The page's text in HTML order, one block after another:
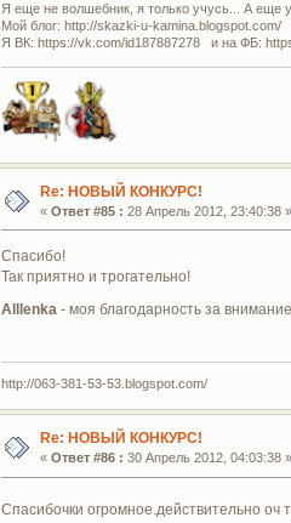
Я еще не волшебник, я только учусь... А еще
Мой блог: http://skazki-u-kamina.blogspot.com/
Я ВК: https://vk.com/id187887278 и на ФБ:
Re: НОВЫЙ КОНКУРС!
« Ответ #85 : 28 Апрель 2012, 23:40:38 »
Спасибо!
Так приятно и трогательно!
Alllenka - моя благодарность за
http://063-381-53-53.blogspot.com/
Re: НОВЫЙ КОНКУРС!
« Ответ #86 : 30 Апрель 2012, 04:03:38 »
Спасибочки огромное.действительно оч